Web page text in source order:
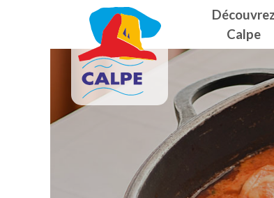
Aller au contenu principal
Découvrez
Calpe